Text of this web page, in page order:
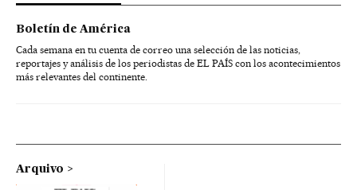
Boletín de América
Cada semana en tu cuenta de correo una selección de las noticias,
reportajes y análisis de los periodistas de EL PAÍS con los acontecimientos
más relevantes del continente.
Arquivo